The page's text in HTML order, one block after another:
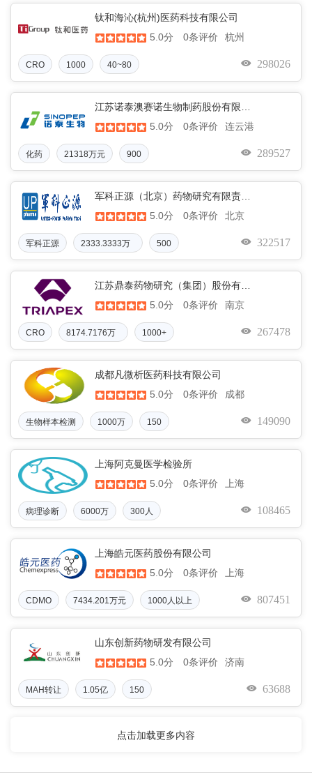
钛和海沁(杭州)医药科技有限公司
5.0分
0条评价 杭州
CRO 1000 40~80 298026
5.0分
0条评价 连云港
化药 21318万元 900 289527
5.0分
0条评价 北京
军科正源
2333.3333万
元
500 322517
5.0分
0条评价 南京
CRO
8174.7176万
元整
1000+ 267478
成都凡微析医药科技有限公司
5.0分
0条评价 成都
生物样本检测 1000万 150 149090
上海阿克曼医学检验所
5.0分
0条评价 上海
病理诊断 6000万 300人 108465
上海皓元医药股份有限公司
5.0分
0条评价 上海
CDMO 7434.201万元 1000人以上 807451
山东创新药物研发有限公司
5.0分
0条评价 济南
MAH转让 1.05亿 150 63688
点击加载更多内容